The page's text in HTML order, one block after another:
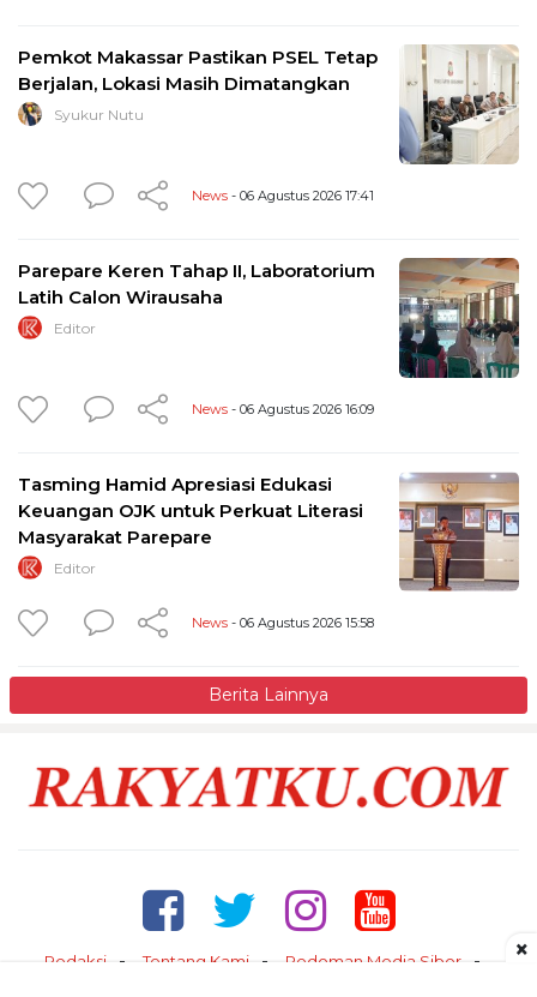
Pemkot Makassar Pastikan PSEL Tetap
Berjalan, Lokasi Masih Dimatangkan
Syukur Nutu
News - 06 Agustus 2026 17:41
Parepare Keren Tahap II, Laboratorium
Latih Calon Wirausaha
Editor
News - 06 Agustus 2026 16:09
Tasming Hamid Apresiasi Edukasi
Keuangan OJK untuk Perkuat Literasi
Masyarakat Parepare
Editor
News - 06 Agustus 2026 15:58
Berita Lainnya
Redaksi Tentang Kami
Pedoman Media Siber
×